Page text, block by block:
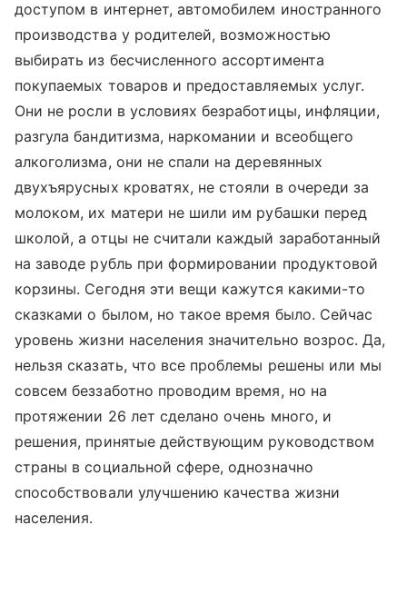
доступом в интернет, автомобилем иностранного
производства у родителей, возможностью
выбирать из бесчисленного ассортимента
покупаемых товаров и предоставляемых услуг.
Они не росли в условиях безработицы, инфляции,
разгула бандитизма, наркомании и всеобщего
алкоголизма, они не спали на деревянных
двухъярусных кроватях, не стояли в очереди за
молоком, их матери не шили им рубашки перед
школой, а отцы не считали каждый заработанный
на заводе рубль при формировании продуктовой
корзины. Сегодня эти вещи кажутся какими-то
сказками о былом, но такое время было. Сейчас
уровень жизни населения значительно возрос. Да,
нельзя сказать, что все проблемы решены или мы
совсем беззаботно проводим время, но на
протяжении 26 лет сделано очень много, и
решения, принятые действующим руководством
страны в социальной сфере, однозначно
способствовали улучшению качества жизни
населения.